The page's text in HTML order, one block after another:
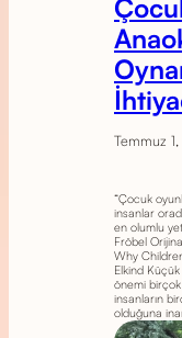
Temmuz
“Çocuk
insanlar
en olumlu
Fröbel
Why
Elkind
önemi
insanların
olduğuna